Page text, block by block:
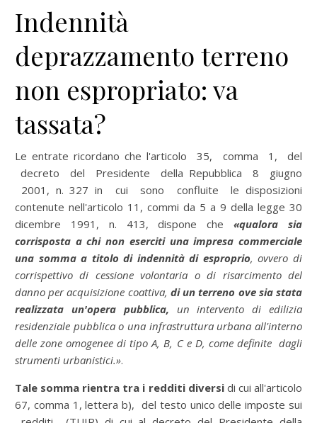
Indennità
deprazzamento terreno
non espropriato: va
tassata?
Le entrate ricordano che l'articolo 35, comma 1, del
decreto del Presidente della Repubblica 8 giugno
2001, n. 327 in cui sono confluite le disposizioni
contenute nell'articolo 11, commi da 5 a 9 della legge 30
dicembre 1991, n. 413, dispone che«qualora sia
corrisposta a chi non eserciti una impresa commerciale
una somma a titolo di indennità di esproprio, ovvero di
corrispettivo di cessione volontaria o di risarcimento del
danno per acquisizione coattiva, di un terreno ove sia stata
realizzata un'opera pubblica, un intervento di edilizia
residenziale pubblica o una infrastruttura urbana all'interno
delle zone omogenee di tipo A, B, C e D, come definite dagli
strumenti urbanistici.».
Tale somma rientra tra i redditi diversidi cui all'articolo
67, comma 1, lettera b), del testo unico delle imposte sui